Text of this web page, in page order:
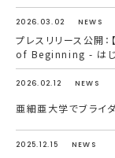
2026.03.02 NEWS
プレスリリース公開
of Beginning - は
2026.02.12 NEWS
亜細亜大学でブライ
2025.12.15 NEWS